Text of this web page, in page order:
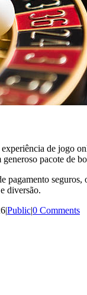
de jogo
pacote de
diversão.
|Public|0 Comments